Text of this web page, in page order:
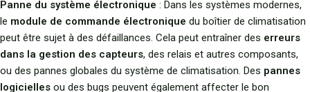
Panne du système électronique : Dans les systèmes modernes,
le module de commande électronique du boîtier de climatisation
peut être sujet à des défaillances. Cela peut entraîner des erreurs
dans la gestion des capteurs, des relais et autres composants,
ou des pannes globales du système de climatisation. Des pannes
logicielles ou des bugs peuvent également affecter le bon